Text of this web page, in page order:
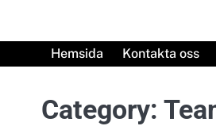
content Hemsida Kontakta oss
Category: